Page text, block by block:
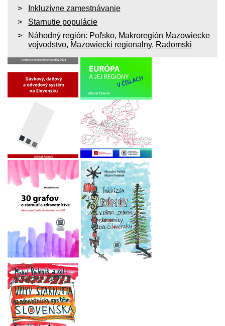
Inkluzívne zamestnávanie
Starnutie populácie
Náhodný región: Poľsko, Makroregión Mazowiecke
vojvodstvo, Mazowiecki regionalny, Radomski